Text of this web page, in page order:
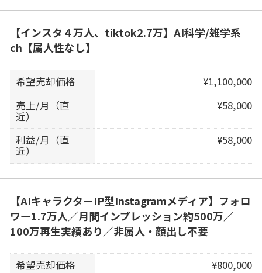
【インスタ４万人、tiktok2.7万】AI科学/雑学系
ch【属人性なし】
希望売却価格
¥1,100,000
売上/月（直
近）
¥58,000
利益/月（直
近）
¥58,000
【AIキャラクターIP型Instagramメディア】フォロ
ワー1.7万人／月間インプレッション約500万／
100万再生実績あり／非属人・顔出し不要
希望売却価格
¥800,000